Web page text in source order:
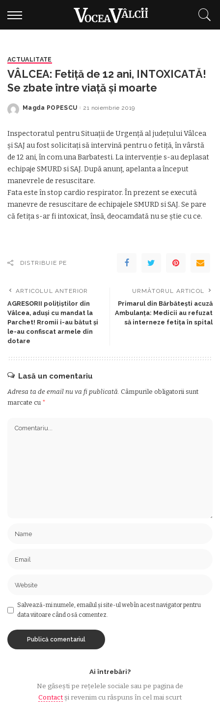
ACTUALITATE
VÂLCEA: Fetiță de 12 ani, INTOXICATĂ!
Se zbate între viață și moarte
Posted
Magda POPESCU 21 noiembrie 2019
Inspectoratul pentru Situații de Urgență al județului Vâlcea
și SAJ au fost solicitați să intervină pentru o fetiță, în vârstă
de 12 ani, în com.una Barbatesti. La intervenție s-au deplasat
echipaje SMURD si SAJ. După anunț, apelanta a început
manevrele de resuscitare.
Fata este în stop cardio respirator. În prezent se execută
manevre de resuscitare de echipajele SMURD si SAJ. Se pare
că fetița s-ar fi intoxicat, însă, deocamdată nu se știe cu ce.
DISTRIBUIE PE
ARTICOLUL ANTERIOR
AGRESORII polițiștilor din
Vâlcea, aduși cu mandat la
Parchet! Rromii i-au bătut și
le-au confiscat armele din
dotare
URMĂTORUL ARTICOL
Primarul din Bărbătești acuză
Ambulanța: Medicii au refuzat
să interneze fetița în spital
Lasă un comentariu
Adresa ta de email nu va fi publicată. Câmpurile obligatorii sunt
marcate cu *
Salvează-mi numele, emailul și site-ul web în acest navigator pentru
data viitoare când o să comentez.
Ai întrebări?
Ne găsești pe rețelele sociale sau pe pagina de
Contactși revenim cu răspuns în cel mai scurt